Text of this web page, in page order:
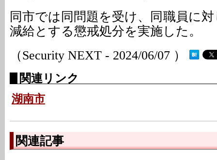
同市では同問題を受け、同職員に
減給とする懲戒処分を実施した。
（Security NEXT - 2024/06/07 ）
関連リンク
湖南市
関連記事